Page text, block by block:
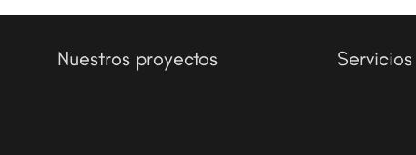
Nuestros proyectos Servicios